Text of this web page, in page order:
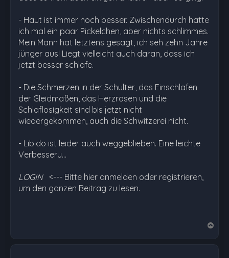
- Haut ist immer noch besser. Zwischendurch hatte
ich mal ein paar Pickelchen, aber nichts schlimmes.
Mein Mann hat letztens gesagt, ich seh zehn Jahre
jünger aus! Liegt vielleicht auch daran, dass ich
jetzt besser schlafe.
- Die Schmerzen in der Schulter, das Einschlafen
der Gleidmaßen, das Herzrasen und die
Schlaflosigkeit sind bis jetzt nicht
wiedergekommen, auch die Schwitzerei nicht.
- Libido ist leider auch weggeblieben. Eine leichte
Verbesseru…
LOGIN <--- Bitte hier anmelden oder registrieren,
um den ganzen Beitrag zu lesen.